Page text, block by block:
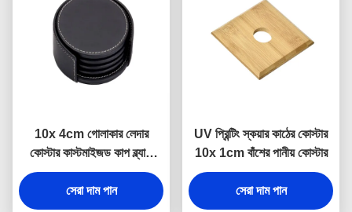
10x 4cm গোলাকার লেদার
কোস্টার কাস্টমাইজড কাপ ব্ল্যাক
ড্রিঙ্ক কোস্টার
সেরা দাম পান
UV প্রিন্টিং স্কয়ার কাঠের কোস্টার
10x 1cm বাঁশের পানীয় কোস্টার
সেরা দাম পান